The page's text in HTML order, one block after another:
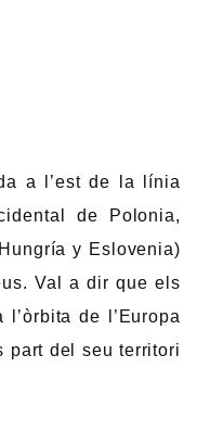
a l’est de la línia
de Polonia,
y Eslovenia)
Val a dir que els
de l’Europa
part del seu territori